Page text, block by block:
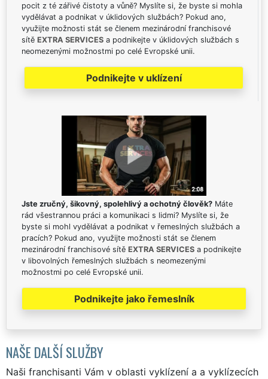
pocit z té zářivé čistoty a vůně? Myslíte si, že byste si mohla
vydělávat a podnikat v úklidových službách? Pokud ano,
využijte možnosti stát se členem mezinárodní franchisové
sítě EXTRA SERVICES a podnikejte v úklidových službách s
neomezenými možnostmi po celé Evropské unii.
Podnikejte v uklízení
Jste zručný, šikovný, spolehlivý a ochotný člověk? Máte
rád všestrannou práci a komunikaci s lidmi? Myslíte si, že
byste si mohl vydělávat a podnikat v řemeslných službách a
pracích? Pokud ano, využijte možnosti stát se členem
mezinárodní franchisové sítě EXTRA SERVICES a podnikejte
v libovolných řemeslných službách s neomezenými
možnostmi po celé Evropské unii.
Podnikejte jako řemeslník
NAŠE DALŠÍ SLUŽBY
Naši franchisanti Vám v oblasti vyklízení a a vyklízecích